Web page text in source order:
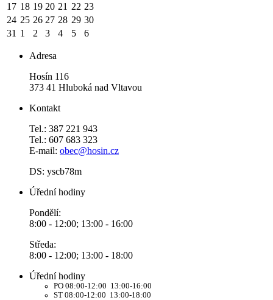
17 18 19 20 21 22 23
24 25 26 27 28 29 30
31 1 2 3 4 5 6
Adresa
Hosín 116
373 41 Hluboká nad Vltavou
Kontakt
Tel.: 387 221 943
Tel.: 607 683 323
E-mail: obec@hosin.cz
DS: yscb78m
Úřední hodiny
Pondělí:
8:00 - 12:00; 13:00 - 16:00
Středa:
8:00 - 12:00; 13:00 - 18:00
Úřední hodiny
PO 08:00-12:00 13:00-16:00
ST 08:00-12:00 13:00-18:00